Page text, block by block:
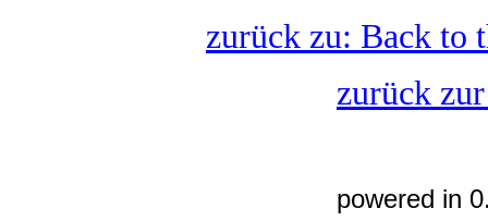
zurück zu: Back to
zurück
powered in